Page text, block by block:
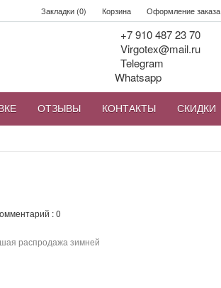
Закладки (0) Корзина Оформление заказа
+7 910 487 23 70
Virgotex@mail.ru
Telegram
Whatsapp
ОТЗЫВЫ КОНТАКТЫ СКИДКИ
:0
распродажа зимней